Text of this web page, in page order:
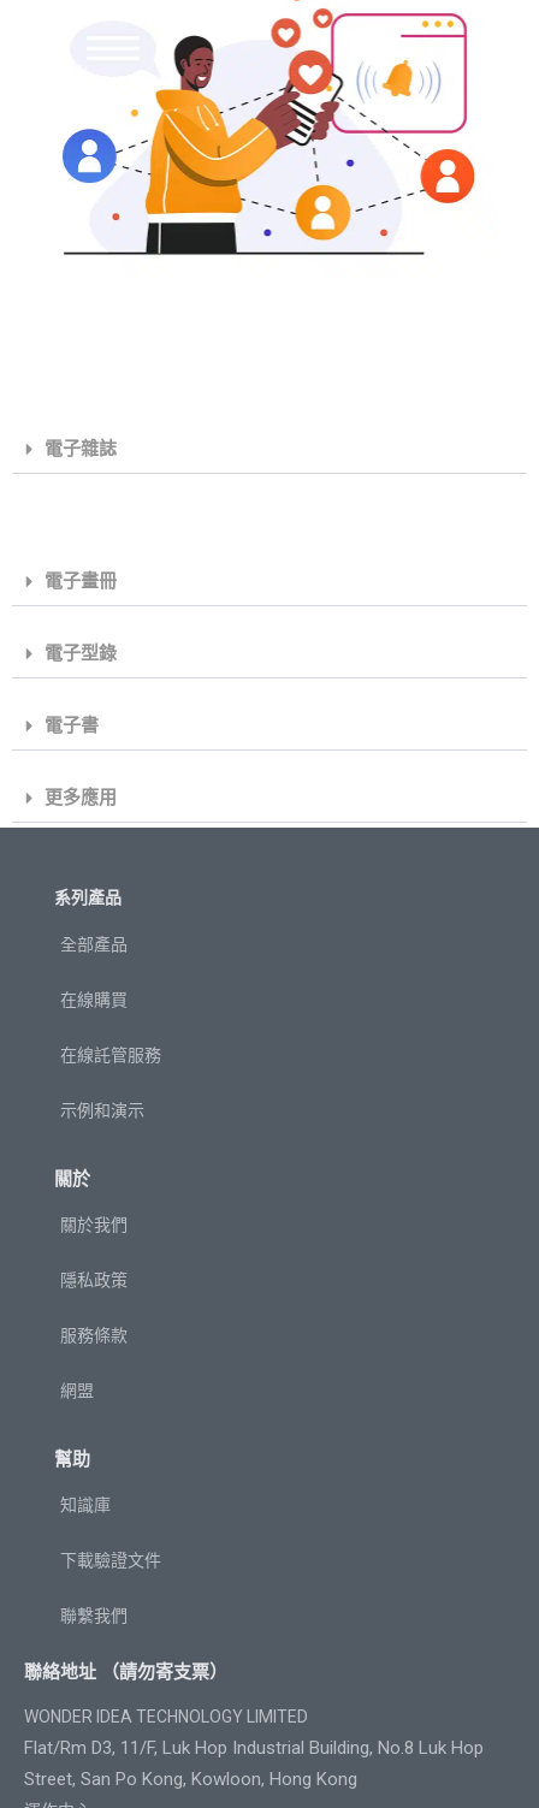
電子雜誌
電子畫冊
電子型錄
電子書
更多應用
系列產品
全部產品
在線購買
在線託管服務
示例和演示
關於
關於我們
隱私政策
服務條款
網盟
幫助
知識庫
下載驗證文件
聯繫我們
聯絡地址 （請勿寄支票）
WONDER IDEA TECHNOLOGY LIMITED
Flat/Rm D3, 11/F, Luk Hop Industrial Building, No.8 Luk Hop
Street, San Po Kong, Kowloon, Hong Kong